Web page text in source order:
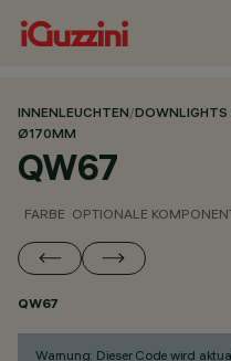
INNENLEUCHTEN/DOWNLIGHTS
Ø170MM
QW67
FARBE OPTIONALE
QW67
Warnung: Dieser Code wird